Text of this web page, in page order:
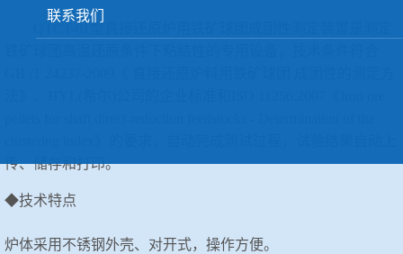
联系我们
传、储存和打印。
◆技术特点
炉体采用不锈钢外壳、对开式，操作方便。